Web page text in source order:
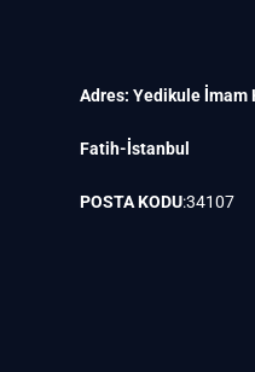
Adres: Yedikule İmam
Fatih-İstanbul
POSTA KODU:34107